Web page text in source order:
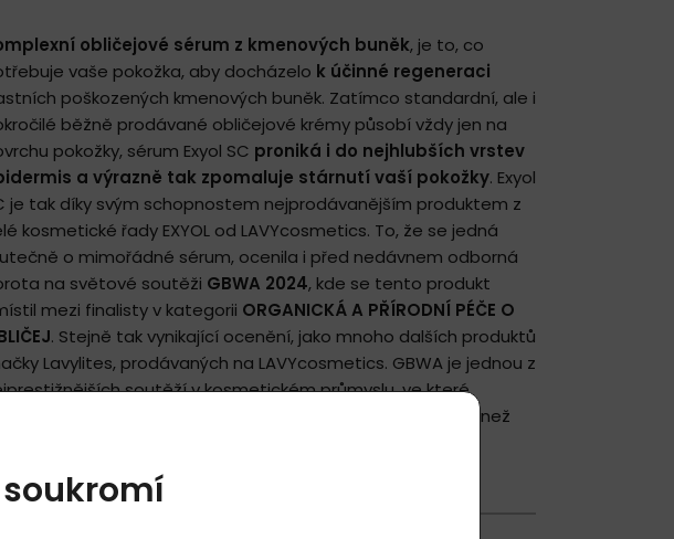
obličejové sérum z kmenových buněk, je to, co
vaše pokožka, aby docházelo k účinné regeneraci
poškozených kmenových buněk. Zatímco standardní, ale i
běžně prodávané obličejové krémy působí vždy jen na
pokožky, sérum Exyol SC proniká i do nejhlubších vrstev
a výrazně tak zpomaluje stárnutí vaší pokožky. Exyol
je tak díky svým schopnostem nejprodávanějším produktem z
kosmetické řady EXYOL od LAVYcosmetics. To, že se jedná
o mimořádné sérum, ocenila i před nedávnem odborná
na světové soutěži GBWA 2024, kde se tento produkt
mezi finalisty v kategorii ORGANICKÁ A PŘÍRODNÍ PÉČE O
. Stejně tak vynikající ocenění, jako mnoho dalších produktů
Lavylites, prodávaných na LAVYcosmetics. GBWA je jednou z
soutěží v kosmetickém průmyslu, ve které
porota hodnotí nejlepší produkty světa ve více než